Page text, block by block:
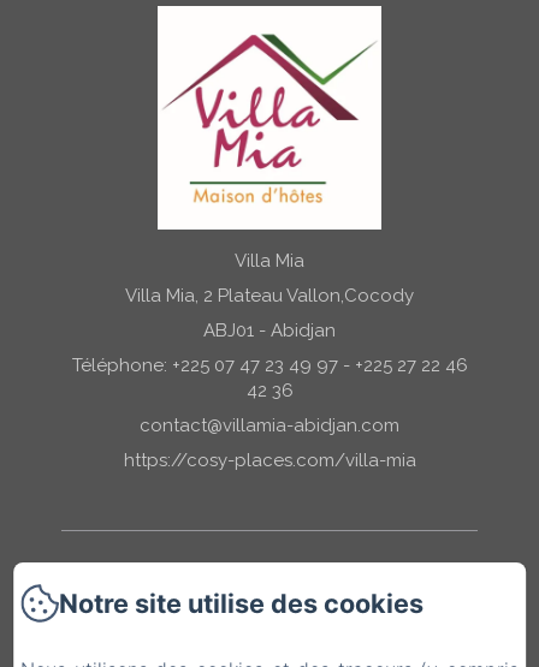
Villa Mia
Villa Mia, 2 Plateau Vallon,Cocody
ABJ01 - Abidjan
Téléphone: +225 07 47 23 49 97 - +225 27 22 46
42 36
contact@villamia-abidjan.com
https://cosy-places.com/villa-mia
Notre site utilise des cookies